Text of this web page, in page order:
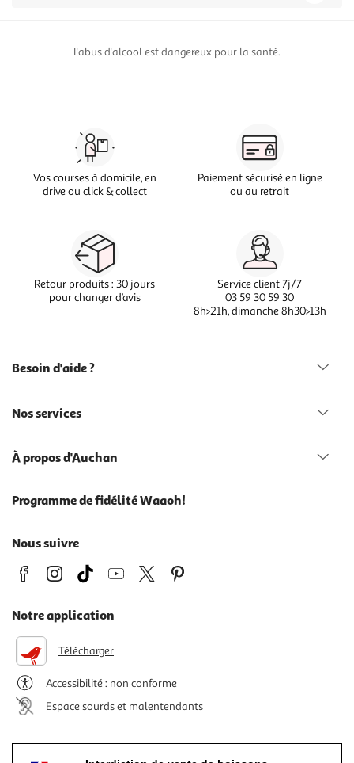
L'abus d'alcool est dangereux pour la santé.
Vos courses à domicile, en
drive ou click & collect
Paiement sécurisé en ligne
ou au retrait
Retour produits : 30 jours
pour changer d’avis
Service client 7j/7
03 59 30 59 30
8h>21h, dimanche 8h30>13h
Besoin d'aide ?
Nos services
À propos d'Auchan
Programme de fidélité Waaoh!
Nous suivre
Notre application
Télécharger
Accessibilité : non conforme
Espace sourds et malentendants